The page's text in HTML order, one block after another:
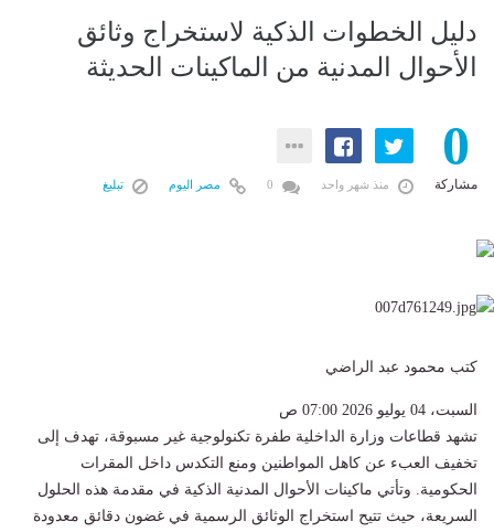
دليل الخطوات الذكية لاستخراج وثائق
الأحوال المدنية من الماكينات الحديثة
0
مشاركة منذ شهر واحد مصر اليوم تبليغ
كتب محمود عبد الراضي
السبت، 04 يوليو 2026 07:00 ص
تشهد قطاعات وزارة الداخلية طفرة تكنولوجية غير مسبوقة، تهدف إلى
تخفيف العبء عن كاهل المواطنين ومنع التكدس داخل المقرات
الحكومية. وتأتي ماكينات الأحوال المدنية الذكية في مقدمة هذه الحلول
السريعة، حيث تتيح استخراج الوثائق الرسمية في غضون دقائق معدودة